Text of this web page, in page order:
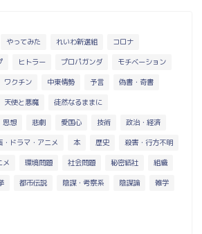
やってみた れいわ新選組 コロナ
ヒトラー プロパガンダ モチベーション
ワクチン 中東情勢 予言 偽書・奇書
天使と悪魔 徒然なるままに
思想 悲劇 愛国心 技術 政治・経済
・ドラマ・アニメ 本 歴史 殺害・行方不明
メ 環境問題 社会問題 秘密結社 組織
都市伝説 陰謀・考察系 陰謀論 雑学